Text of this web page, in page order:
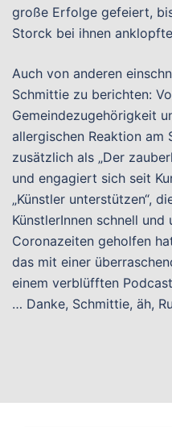
große Erfolge gefeiert,
Storck bei ihnen
Auch von anderen
Schmittie zu berichten:
Gemeindezugehörigkeit
allergischen Reaktion
zusätzlich als „Der
und engagiert sich seit
„Künstler unterstützen“,
KünstlerInnen schnell
Coronazeiten geholfen
das mit einer
einem verblüfften
… Danke, Schmittie, äh,